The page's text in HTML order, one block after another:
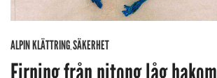
ALPIN KLÄTTRING,SÄKERHET